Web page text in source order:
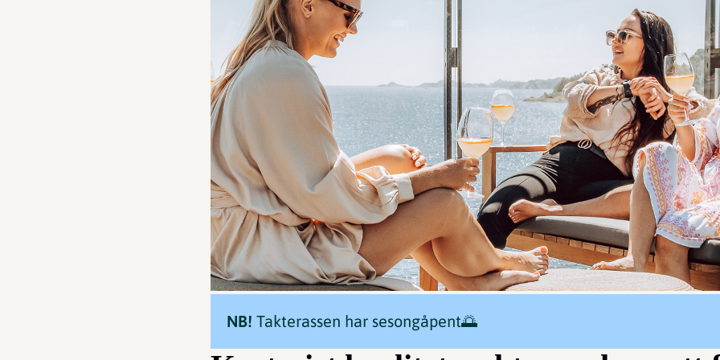
NB! Takterassen har sesongåpent🌅